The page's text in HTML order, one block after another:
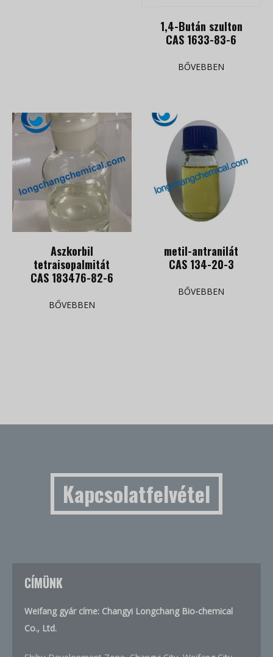
1,4-Bután szulton
CAS 1633-83-6
BŐVEBBEN
Aszkorbil
tetraisopalmitát
CAS 183476-82-6
BŐVEBBEN
metil-antranilát
CAS 134-20-3
BŐVEBBEN
Kapcsolatfelvétel
CÍMÜNK
Weifang gyár címe: Changyi Longchang Bio-chemical
Co., Ltd.